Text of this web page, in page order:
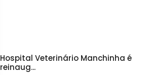
Hospital Veterinário Manchinha é
reinaug...